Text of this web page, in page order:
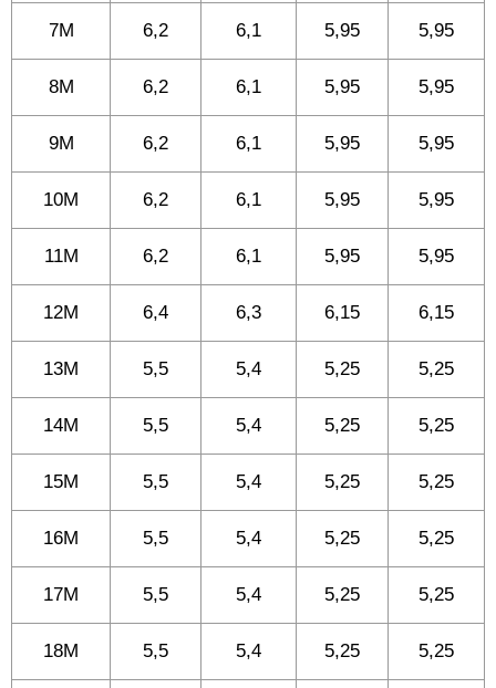
7M 6,2 6,1 5,95 5,95
8M 6,2 6,1 5,95 5,95
9M 6,2 6,1 5,95 5,95
10M 6,2 6,1 5,95 5,95
11M 6,2 6,1 5,95 5,95
12M 6,4 6,3 6,15 6,15
13M 5,5 5,4 5,25 5,25
14M 5,5 5,4 5,25 5,25
15M 5,5 5,4 5,25 5,25
16M 5,5 5,4 5,25 5,25
17M 5,5 5,4 5,25 5,25
18M 5,5 5,4 5,25 5,25